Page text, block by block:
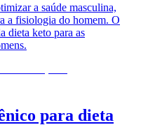
a saúde masculina,
a fisiologia do homem. O
dieta keto para as
para dieta